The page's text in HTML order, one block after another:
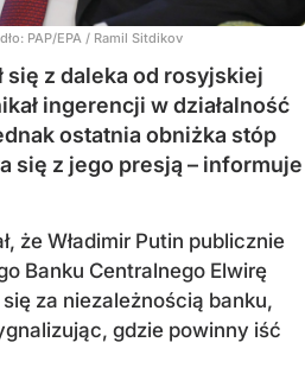
PAP/EPA / Ramil Sitdikov
się z daleka od rosyjskiej
ingerencji w działalność
ostatnia obniżka stóp
się z jego presją – informuje
że Władimir Putin publicznie
Banku Centralnego Elwirę
za niezależnością banku,
gdzie powinny iść